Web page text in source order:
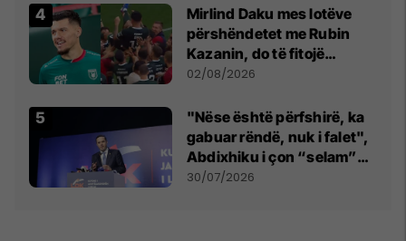
Mirlind Daku mes lotëve
përshëndetet me Rubin
Kazanin, do të fitojë
miliona te Spartak Moska
02/08/2026
"Nëse është përfshirë, ka
gabuar rëndë, nuk i falet",
Abdixhiku i çon “selam”
Përparim Ramës
30/07/2026